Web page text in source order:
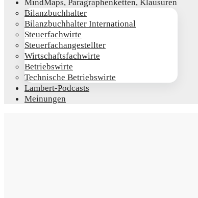
Mind­Maps, Para­gra­phen­ket­ten, Klausuren
Bilanz­buch­hal­ter
Bilanz­buch­hal­ter International
Steu­er­fach­wir­te
Steu­er­fach­an­ge­stell­ter
Wirt­schafts­fach­wir­te
Betriebs­wir­te
Tech­ni­sche Betriebswirte
Lam­­bert-Pod­­casts
Mei­nun­gen